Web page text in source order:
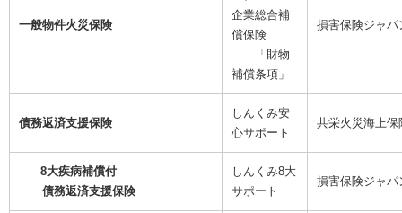
一般物件火災保険
企業総合補
償保険
「財物
補償条項」
損害保険ジャパ
債務返済支援保険
しんくみ安
心サポート
共栄火災海上保
8大疾病補償付
債務返済支援保険
しんくみ8大
サポート
損害保険ジャパ